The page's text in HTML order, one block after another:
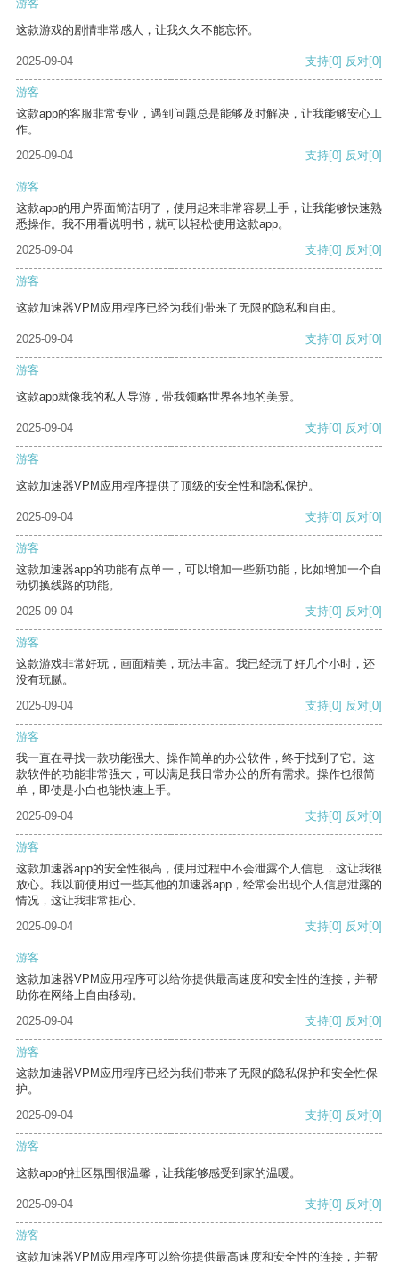
游客
这款游戏的剧情非常感人，让我久久不能忘怀。
2025-09-04 支持[0] 反对[0]
游客
这款app的客服非常专业，遇到问题总是能够及时解决，让我能够安心工
作。
2025-09-04
支持[0] 反对[0]
游客
这款app的用户界面简洁明了，使用起来非常容易上手，让我能够快速熟
悉操作。我不用看说明书，就可以轻松使用这款app。
2025-09-04
支持[0] 反对[0]
游客
这款加速器VPM应用程序已经为我们带来了无限的隐私和自由。
2025-09-04 支持[0] 反对[0]
游客
这款app就像我的私人导游，带我领略世界各地的美景。
2025-09-04 支持[0] 反对[0]
游客
这款加速器VPM应用程序提供了顶级的安全性和隐私保护。
2025-09-04 支持[0] 反对[0]
游客
这款加速器app的功能有点单一，可以增加一些新功能，比如增加一个自
动切换线路的功能。
2025-09-04
支持[0] 反对[0]
游客
这款游戏非常好玩，画面精美，玩法丰富。我已经玩了好几个小时，还
没有玩腻。
2025-09-04
支持[0] 反对[0]
游客
我一直在寻找一款功能强大、操作简单的办公软件，终于找到了它。这
款软件的功能非常强大，可以满足我日常办公的所有需求。操作也很简
单，即使是小白也能快速上手。
2025-09-04
支持[0] 反对[0]
游客
这款加速器app的安全性很高，使用过程中不会泄露个人信息，这让我很
放心。我以前使用过一些其他的加速器app，经常会出现个人信息泄露的
情况，这让我非常担心。
2025-09-04
支持[0] 反对[0]
游客
这款加速器VPM应用程序可以给你提供最高速度和安全性的连接，并帮
助你在网络上自由移动。
2025-09-04
支持[0] 反对[0]
游客
这款加速器VPM应用程序已经为我们带来了无限的隐私保护和安全性保
护。
2025-09-04
支持[0] 反对[0]
游客
这款app的社区氛围很温馨，让我能够感受到家的温暖。
2025-09-04 支持[0] 反对[0]
游客
这款加速器VPM应用程序可以给你提供最高速度和安全性的连接，并帮